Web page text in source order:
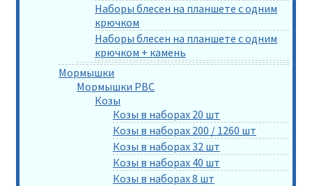
Наборы блесен на планшете с одним
крючком
Наборы блесен на планшете с одним
крючком + камень
Мормышки
Мормышки РВС
Козы
Козы в наборах 20 шт
Козы в наборах 200 / 1260 шт
Козы в наборах 32 шт
Козы в наборах 40 шт
Козы в наборах 8 шт